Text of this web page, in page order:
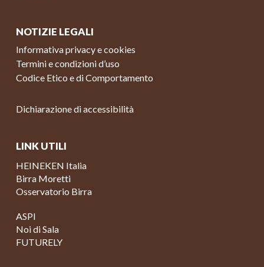
NOTIZIE LEGALI
Informativa privacy e cookies
Termini e condizioni d’uso
Codice Etico e di Comportamento
Dichiarazione di accessibilità
LINK UTILI
HEINEKEN Italia
Birra Moretti
Osservatorio Birra
ASPI
Noi di Sala
FUTURELY